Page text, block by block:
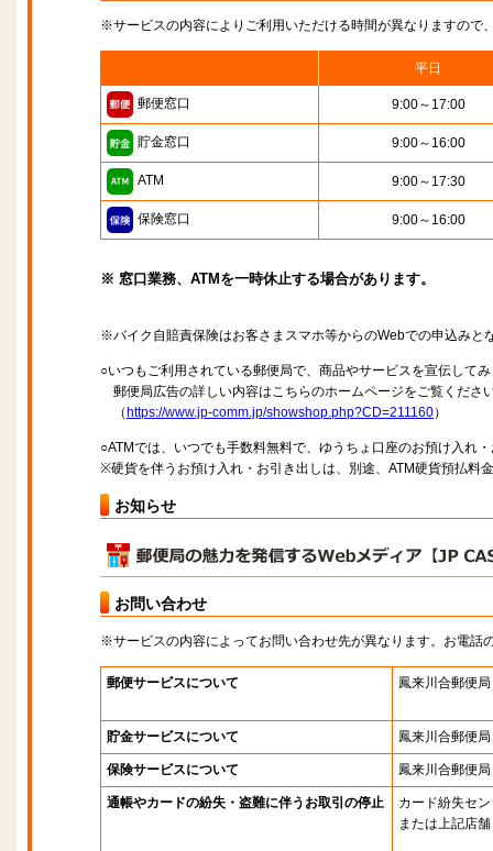
※サービスの内容によりご利用いただける時間が異なりますので
平日
郵便窓口 9:00～17:00
貯金窓口 9:00～16:00
ATM 9:00～17:30
保険窓口 9:00～16:00
※ 窓口業務、ATMを一時休止する場合があります。
※バイク自賠責保険はお客さまスマホ等からのWebでの申込みと
○いつもご利用されている郵便局で、商品やサービスを宣伝して
郵便局広告の詳しい内容はこちらのホームページをご覧くださ
（ https://www.jp-comm.jp/showshop.php?CD=211160）
○ATMでは、いつでも手数料無料で、ゆうちょ口座のお預け入れ
※硬貨を伴うお預け入れ・お引き出しは、別途、ATM硬貨預払料
お知らせ
お問い合わせ
※サービスの内容によってお問い合わせ先が異なります。お電話
郵便サービスについて 鳳来川合郵便局
貯金サービスについて 鳳来川合郵便局
保険サービスについて 鳳来川合郵便局
通帳やカードの紛失・盗難に伴うお取引の停止
カード紛失セ
または上記店舗